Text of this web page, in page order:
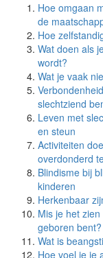
Hoe omgaan
de
Hoe
Wat doen als
wordt?
Wat je vaak
slechtziend
Leven met
en steun
Activiteiten
overdonderd
Blindisme bij
kinderen
Herkenbaar
Mis je het
geboren bent?
Wat is
Hoe voel je je